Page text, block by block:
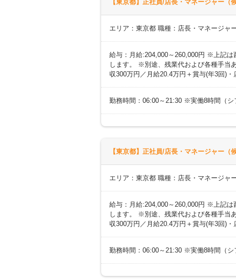
【東京都】正社員/店長・マネージャー（
エリア：東京都 職種：店長・マネージャ
給与：月給:204,000～260,000円 ※上記
します。 ※別途、残業代および各種手
収300万円／月給20.4万円＋賞与(年3回)
勤務時間：06:00～21:30 ※実働8時間（
【東京都】正社員/店長・マネージャー（
エリア：東京都 職種：店長・マネージャ
給与：月給:204,000～260,000円 ※上記
します。 ※別途、残業代および各種手
収300万円／月給20.4万円＋賞与(年3回)
勤務時間：06:00～21:30 ※実働8時間（